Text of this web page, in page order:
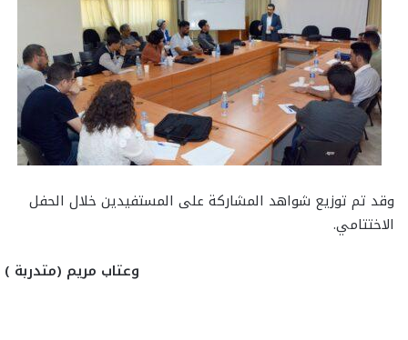
وقد تم توزيع شواهد المشاركة على المستفيدين خلال الحفل
الاختتامي.
وعتاب مريم (متدربة )